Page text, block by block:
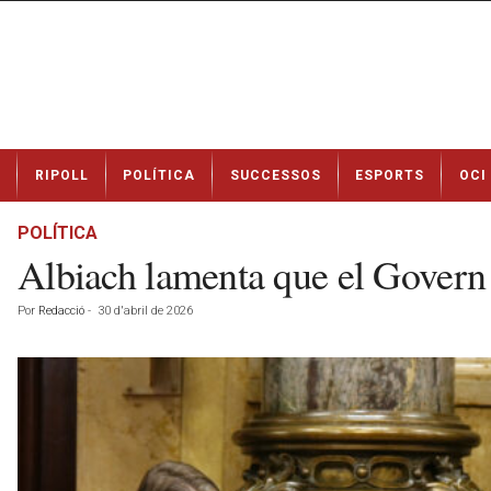
t
RIPOLL POLÍTICA SUCCESSOS ESPORTS OCI
POLÍTICA
Albiach lamenta que el
Por Redacció - 30 d'abril de 2026